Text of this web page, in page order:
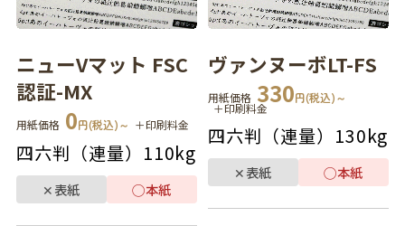
ニューVマット FSC
認証-MX
用紙価格 0円(税込)～ ＋印刷料金
四六判（連量） 110kg
✕表紙 ◯本紙
ヴァンヌーボLT-FS
用紙価格 330円(税込)～
＋印刷料金
四六判（連量） 130kg
✕表紙 ◯本紙